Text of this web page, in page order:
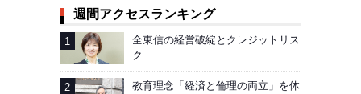
週間アクセスランキング
全東信の経営破綻とクレジットリス
ク
教育理念「経済と倫理の両立」を体